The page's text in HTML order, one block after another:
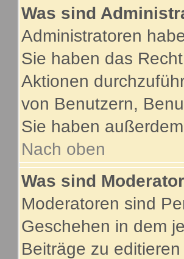
Was sind
Administratoren
Sie haben das
Aktionen
von Benutzern,
Sie haben
Nach oben
Was sind
Moderatoren sind
Geschehen in dem
Beiträge zu